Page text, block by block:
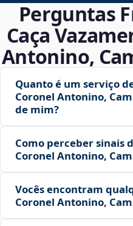
Perguntas
Caça
Antonino,
Quanto é um serviço
Coronel Antonino,
de mim?
Como perceber sinais
Coronel Antonino,
Vocês encontram
Coronel Antonino,